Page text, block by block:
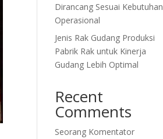
Dirancang Sesuai Kebutuhan
Operasional
Jenis Rak Gudang Produksi
Pabrik Rak untuk Kinerja
Gudang Lebih Optimal
Recent
Comments
Seorang Komentator